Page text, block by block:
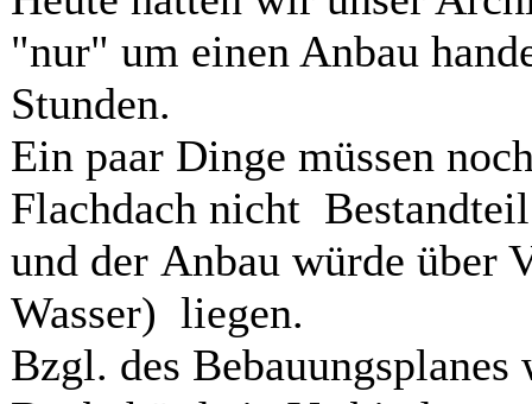
"nur" um einen Anbau
Stunden.
Ein paar Dinge müssen
Flachdach nicht
und der Anbau würde über
Wasser) liegen.
Bzgl. des